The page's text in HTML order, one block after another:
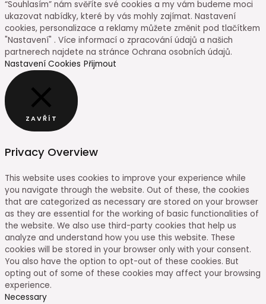
“Souhlasím” nám svěříte své cookies a my vám budeme moci
ukazovat nabídky, které by vás mohly zajímat. Nastavení
cookies, personalizace a reklamy můžete změnit pod tlačítkem
"Nastavení" . Více informací o zpracování údajů a našich
partnerech najdete na stránce Ochrana osobních údajů.
Nastavení Cookies Přijmout
ZAVŘÍT
Privacy Overview
This website uses cookies to improve your experience while
you navigate through the website. Out of these, the cookies
that are categorized as necessary are stored on your browser
as they are essential for the working of basic functionalities of
the website. We also use third-party cookies that help us
analyze and understand how you use this website. These
cookies will be stored in your browser only with your consent.
You also have the option to opt-out of these cookies. But
opting out of some of these cookies may affect your browsing
experience.
Necessary